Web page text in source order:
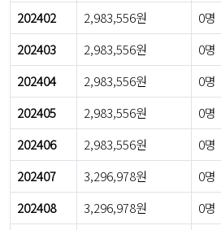
202402
2,983,556원 0명
202403
2,983,556원 0명
202404
2,983,556원 0명
202405
2,983,556원 0명
202406
2,983,556원 0명
202407
3,296,978원 0명
202408
3,296,978원 0명